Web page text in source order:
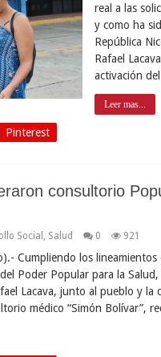
real a las
y como ha
República
Rafael
activación
Leer mas...
Pinterest
consultorio
Social Salud 0 921
Cumpliendo los
Poder Popular para la
Lacava, junto al pueblo y la
médico “Simón Bolívar”,